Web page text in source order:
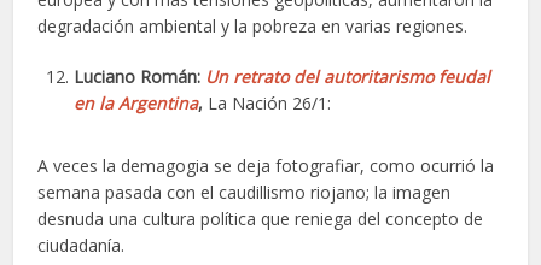
degradación ambiental y la pobreza en varias regiones.
Luciano Román: Un retrato del autoritarismo feudal
en la Argentina, La Nación 26/1:
A veces la demagogia se deja fotografiar, como ocurrió la
semana pasada con el caudillismo riojano; la imagen
desnuda una cultura política que reniega del concepto de
ciudadanía.